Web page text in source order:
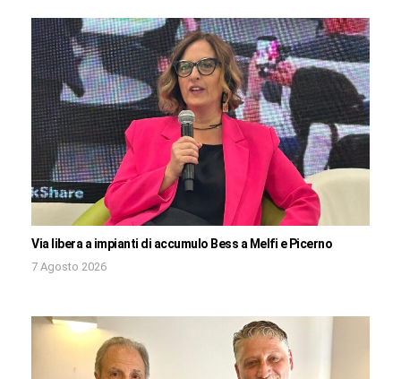
Via libera a impianti di accumulo Bess a Melfi e Picerno
7 Agosto 2026